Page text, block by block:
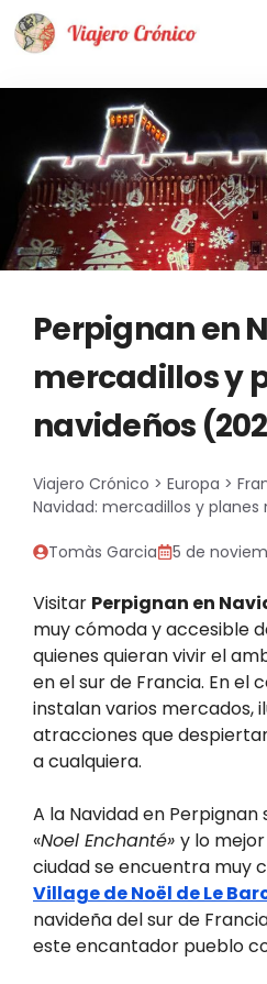
Saltar
Perpignan en
mercadillos y
navideños
Viajero Crónico > Europa >
Navidad: mercadillos y planes
Tomàs Garcia 5 de
Visitar Perpignan en
muy cómoda y accesible
quienes quieran vivir el
en el sur de Francia. En el
instalan varios mercados,
atracciones que
a cualquiera.
A la Navidad en
«Noel Enchanté» y lo
ciudad se encuentra muy
Village de Noël de Le
navideña del sur de
este encantador pueblo